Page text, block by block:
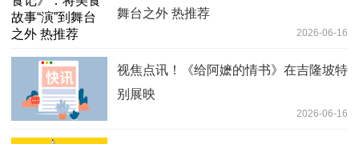
舞台之外 热推荐
2026-06-16
视焦点讯！《给阿嬷的情书》在吉隆坡特
别展映
2026-06-16